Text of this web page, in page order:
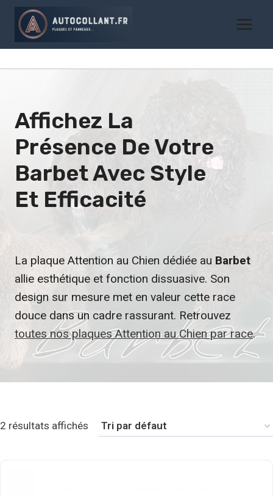
Aller
contenu
Affichez La
Présence De Votre
BarbetAvec Style
Et Efficacité
La plaque Attention au Chien dédiée au Barbet
allie esthétique et fonction dissuasive. Son
design sur mesure met en valeur cette race
douce dans un cadre rassurant. Retrouvez
toutes nos plaques Attention au Chien par race.
2 résultats affichés